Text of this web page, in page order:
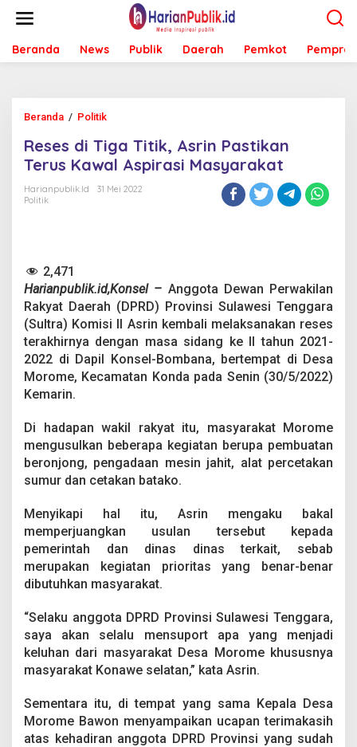
t
Beranda News Publik Daerah Pemkot Pemprov
Beranda / Politik
s
e
s
d
i
t
k
,
A
s
P
a
s
t
a
n
T
e
u
K
a
w
l
s
p
i
Reses di Tiga Titik, Asrin Pastikan
Terus Kawal Aspirasi Masyarakat
Harianpublik.id
31 Mei 2022
Politik
2,471
Harianpublik.id,Konsel – Anggota Dewan Perwakilan
Rakyat Daerah (DPRD) Provinsi Sulawesi Tenggara
(Sultra) Komisi ll Asrin kembali melaksanakan reses
terakhirnya dengan masa sidang ke ll tahun 2021-
2022 di Dapil Konsel-Bombana, bertempat di Desa
Morome, Kecamatan Konda pada Senin (30/5/2022)
Kemarin.
Di hadapan wakil rakyat itu, masyarakat Morome
mengusulkan beberapa kegiatan berupa pembuatan
beronjong, pengadaan mesin jahit, alat percetakan
sumur dan cetakan batako.
Menyikapi hal itu, Asrin mengaku bakal
memperjuangkan usulan tersebut kepada
pemerintah dan dinas dinas terkait, sebab
merupakan kegiatan prioritas yang benar-benar
dibutuhkan masyarakat.
“Selaku anggota DPRD Provinsi Sulawesi Tenggara,
saya akan selalu mensuport apa yang menjadi
keluhan dari masyarakat Desa Morome khususnya
masyarakat Konawe selatan,” kata Asrin.
Sementara itu, di tempat yang sama Kepala Desa
Morome Bawon menyampaikan ucapan terimakasih
atas kehadiran anggota DPRD Provinsi yang sudah